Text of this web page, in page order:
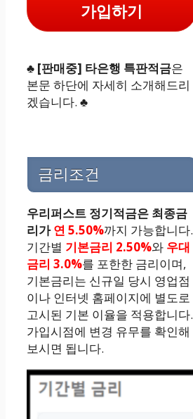
가입하기
♣ [판매중] 타은행 특판적금은
본문 하단에 자세히 소개해드리
겠습니다. ♣
금리조건
우리퍼스트 정기적금은 최종금
리가연 5.50%까지 가능합니다.
기간별 기본금리 2.50%와 우대
금리 3.0%를 포한한 금리이며,
기본금리는 신규일 당시 영업점
이나 인터넷 홈페이지에 별도로
고시된 기본 이율을 적용합니다.
가입시점에 변경 유무를 확인해
보시면 됩니다.